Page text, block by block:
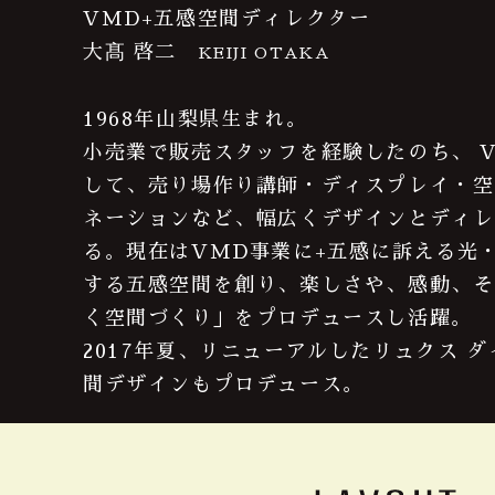
VMD+五感空間ディレクター
大髙 啓二
KEIJI OTAKA
1968年山梨県生まれ。
小売業で販売スタッフを経験したのち、
して、売り場作り講師・ディスプレイ・
ネーションなど、幅広くデザインとディ
る。現在はVMD事業に+五感に訴える光
する五感空間を創り、楽しさや、感動、
く空間づくり」をプロデュースし活躍。
2017年夏、リニューアルしたリュクス
間デザインもプロデュース。